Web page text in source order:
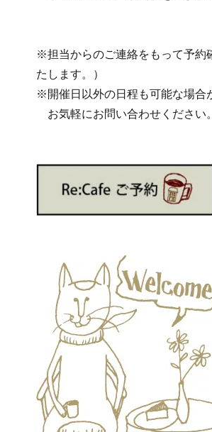
※担当からのご連絡をもって予約
たします。）
※開催日以外の日程も可能な場合
お気軽にお問い合わせください。